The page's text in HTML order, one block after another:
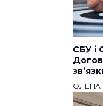
СБУ і
ОЛЕНА